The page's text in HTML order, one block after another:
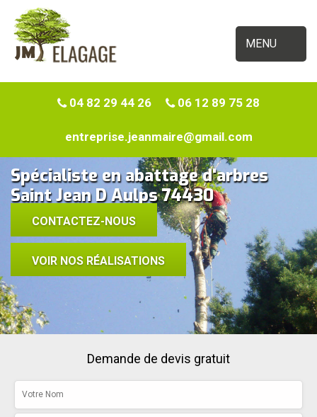
MENU
04 82 29 44 26 06 12 89 75 28
entreprise.jeanmaire@gmail.com
Spécialiste en abattage d'arbres
Saint Jean D Aulps 74430
CONTACTEZ-NOUS
VOIR NOS RÉALISATIONS
Demande de devis gratuit